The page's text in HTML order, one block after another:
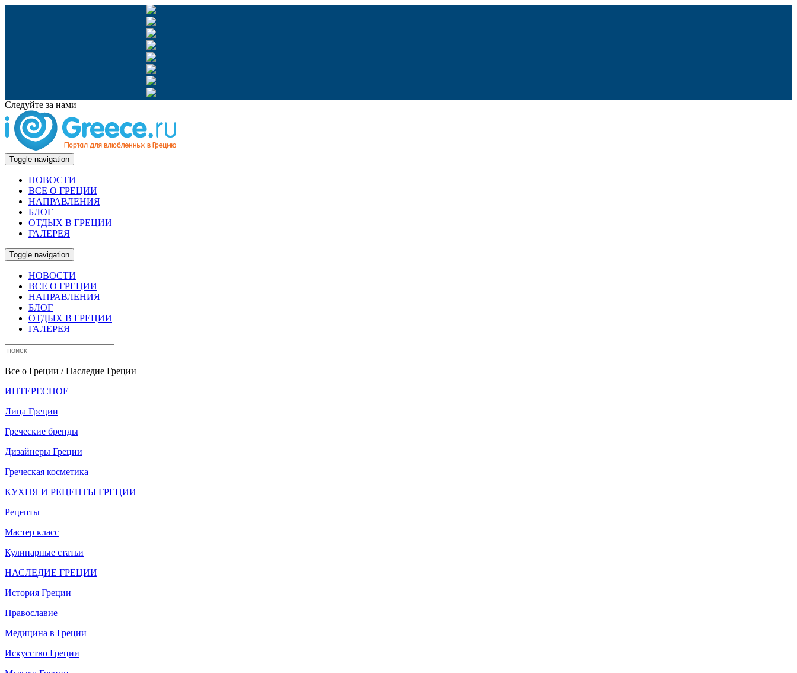
Следуйте за нами
Toggle navigation
НОВОСТИ
ВСЕ О ГРЕЦИИ
НАПРАВЛЕНИЯ
БЛОГ
ОТДЫХ В ГРЕЦИИ
ГАЛЕРЕЯ
Toggle navigation
НОВОСТИ
ВСЕ О ГРЕЦИИ
НАПРАВЛЕНИЯ
БЛОГ
ОТДЫХ В ГРЕЦИИ
ГАЛЕРЕЯ
Все о Греции / Наследие Греции
ИНТЕРЕСНОЕ
Лица Греции
Греческие бренды
Дизайнеры Греции
Греческая косметика
КУХНЯ И РЕЦЕПТЫ ГРЕЦИИ
Рецепты
Мастер класс
Кулинарные статьи
НАСЛЕДИЕ ГРЕЦИИ
История Греции
Православие
Медицина в Греции
Искусство Греции